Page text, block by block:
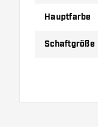
Hauptfarbe
Schaftgröße